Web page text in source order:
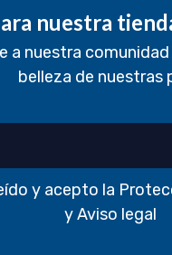
nuestra
a nuestra
belleza de nuestras
y acepto la
yAviso legal